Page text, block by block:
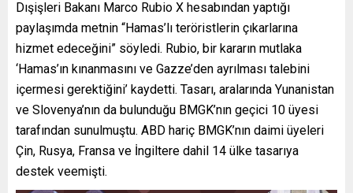
Dışişleri Bakanı Marco Rubio X hesabından yaptığı
paylaşımda metnin “Hamas’lı teröristlerin çıkarlarına
hizmet edeceğini” söyledi. Rubio, bir kararın mutlaka
‘Hamas’ın kınanmasını ve Gazze’den ayrılması talebini
içermesi gerektiğini’ kaydetti. Tasarı, aralarında Yunanistan
ve Slovenya’nın da bulunduğu BMGK’nın geçici 10 üyesi
tarafından sunulmuştu. ABD hariç BMGK’nın daimi üyeleri
Çin, Rusya, Fransa ve İngiltere dahil 14 ülke tasarıya
destek veemişti.